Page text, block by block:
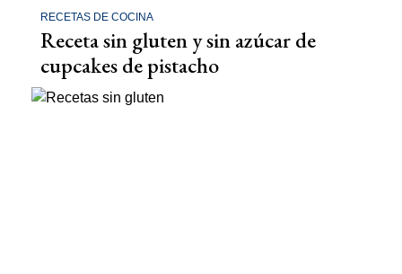
RECETAS DE COCINA
Receta sin gluten y sin azúcar de
cupcakes de pistacho